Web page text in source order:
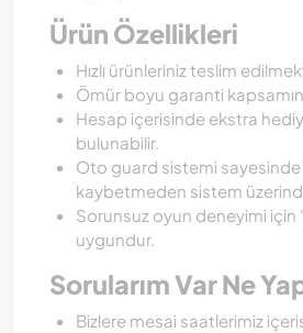
Ürün Özellikleri
Hızlı ürünleriniz teslim
Ömür boyu garanti
Hesap içerisinde ekstra
bulunabilir.
Oto guard sistemi
kaybetmeden sistem
Sorunsuz oyun deneyimi için
uygundur.
Sorularım Var Ne
Bizlere mesai saatlerimiz